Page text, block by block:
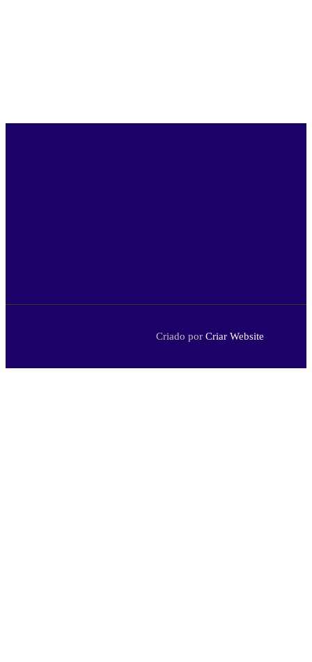
Criado por Criar Website